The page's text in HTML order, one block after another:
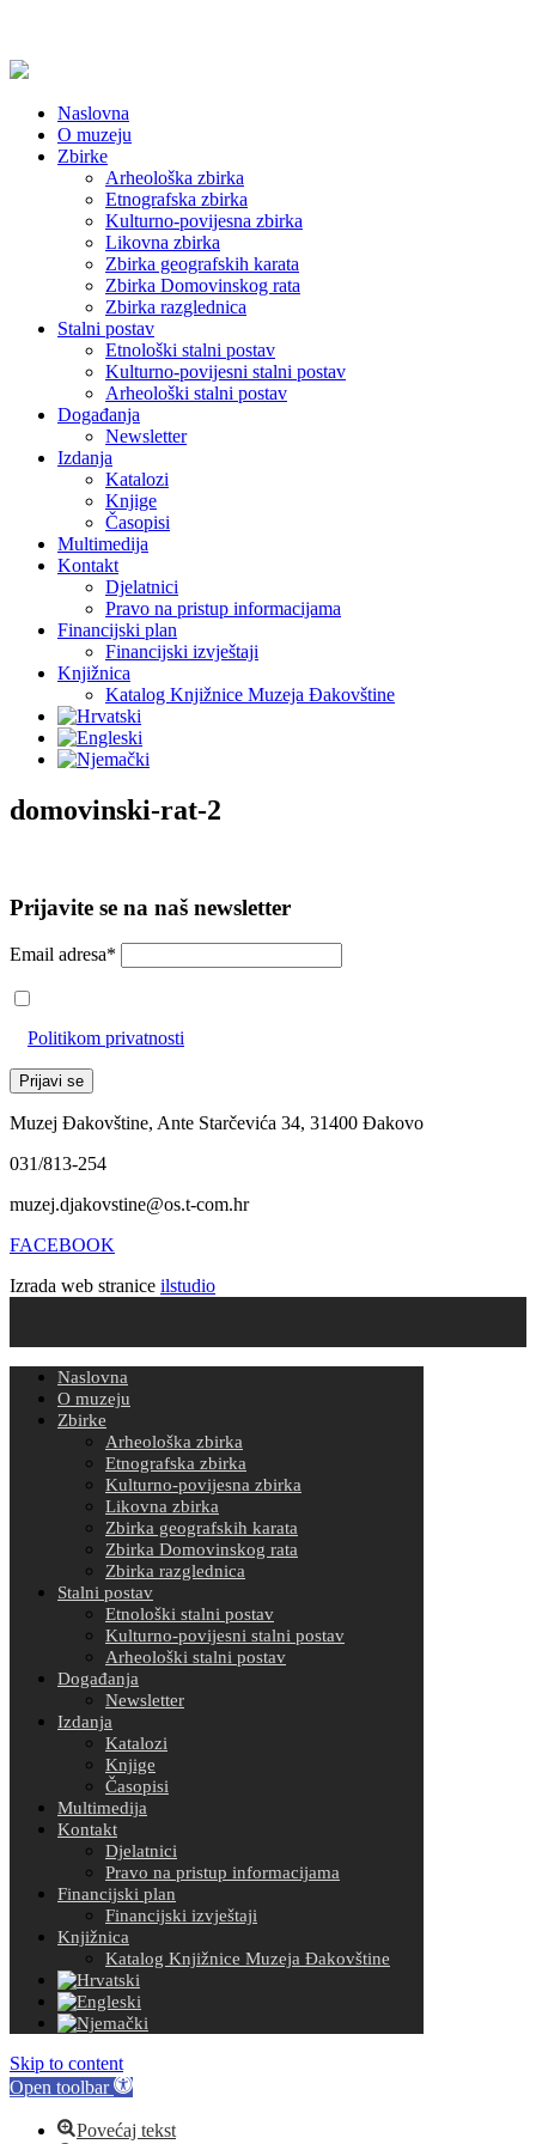
Naslovna
O muzeju
Zbirke
Arheološka zbirka
Etnografska zbirka
Kulturno-povijesna zbirka
Likovna zbirka
Zbirka geografskih karata
Zbirka Domovinskog rata
Zbirka razglednica
Stalni postav
Etnološki stalni postav
Kulturno-povijesni stalni postav
Arheološki stalni postav
Događanja
Newsletter
Izdanja
Katalozi
Knjige
Časopisi
Multimedija
Kontakt
Djelatnici
Pravo na pristup informacijama
Financijski plan
Financijski izvještaji
Knjižnica
Katalog Knjižnice Muzeja Đakovštine
domovinski-rat-2
Prijavite se na naš newsletter
Email adresa*
Politikom privatnosti
Muzej Đakovštine, Ante Starčevića 34, 31400 Đakovo
031/813-254
muzej.djakovstine@os.t-com.hr
FACEBOOK
Izrada web stranice ilstudio
Naslovna
O muzeju
Zbirke
Arheološka zbirka
Etnografska zbirka
Kulturno-povijesna zbirka
Likovna zbirka
Zbirka geografskih karata
Zbirka Domovinskog rata
Zbirka razglednica
Stalni postav
Etnološki stalni postav
Kulturno-povijesni stalni postav
Arheološki stalni postav
Događanja
Newsletter
Izdanja
Katalozi
Knjige
Časopisi
Multimedija
Kontakt
Djelatnici
Pravo na pristup informacijama
Financijski plan
Financijski izvještaji
Knjižnica
Katalog Knjižnice Muzeja Đakovštine
Skip to content
Open toolbar
Povećaj tekst